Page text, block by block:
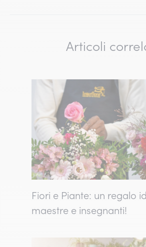
Articoli
Fiori e Piante: un regalo
maestre e insegnanti!